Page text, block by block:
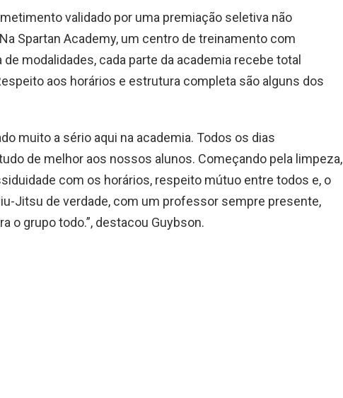
validado por uma premiação seletiva não
Spartan Academy, um centro de treinamento com
modalidades, cada parte da academia recebe total
aos horários e estrutura completa são alguns dos
muito a sério aqui na academia. Todos os dias
de melhor aos nossos alunos. Começando pela limpeza,
com os horários, respeito mútuo entre todos e, o
Jitsu de verdade, com um professor sempre presente,
o grupo todo.”, destacou Guybson.